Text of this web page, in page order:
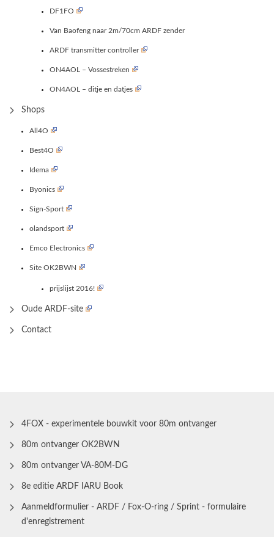
DF1FO
Van Baofeng naar 2m/70cm ARDF zender
ARDF transmitter controller
ON4AOL – Vossestreken
ON4AOL – ditje en datjes
Shops
All4O
Best4O
Idema
Byonics
Sign-Sport
olandsport
Emco Electronics
Site OK2BWN
prijslijst 2016!
Oude ARDF-site
Contact
4FOX - experimentele bouwkit voor 80m ontvanger
80m ontvanger OK2BWN
80m ontvanger VA-80M-DG
8e editie ARDF IARU Book
Aanmeldformulier - ARDF / Fox-O-ring / Sprint - formulaire
d'enregistrement